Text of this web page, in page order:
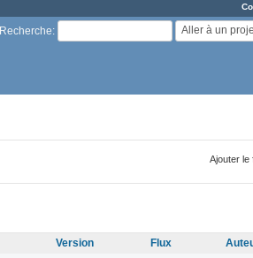
Recherche: Aller à un
Ajouter le
Version Flux